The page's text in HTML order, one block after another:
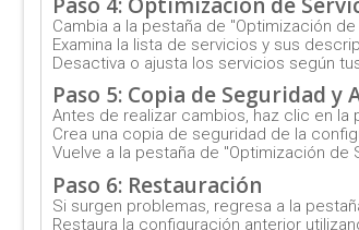
Cambia a la pestaña de "Optimización de
Examina la lista de servicios y sus
Desactiva o ajusta los servicios según
Paso 5: Copia de Seguridad y
Antes de realizar cambios, haz clic en la
Crea una copia de seguridad de la
Vuelve a la pestaña de "Optimización de
Paso 6: Restauración
Si surgen problemas, regresa a la
Restaura la configuración anterior